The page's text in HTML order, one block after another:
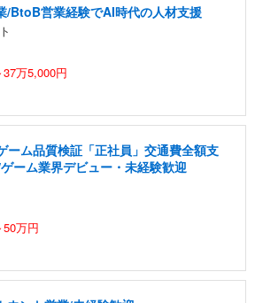
/BtoB営業経験でAI時代の人材支援
万5,000円
ーム品質検証「正社員」交通費全額支
ーム業界デビュー・未経験歓迎
万円